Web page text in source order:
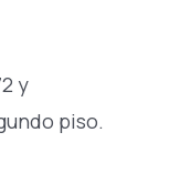
y
piso.